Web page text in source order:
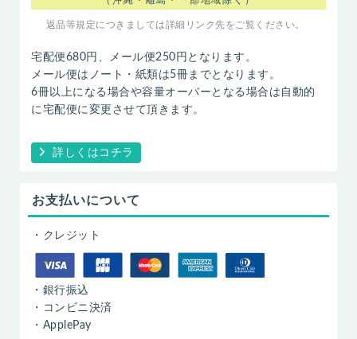
返品等規定につきましては詳細リンク先をご覧ください。
宅配便680円、メール便250円となります。
メール便はノート・紙類は5冊までとなります。
6冊以上になる場合や容量オーバーとなる場合は自動的
に宅配便に変更させて頂きます。
詳しくはコチラ
お支払いについて
・クレジット
・銀行振込
・コンビニ決済
・ApplePay